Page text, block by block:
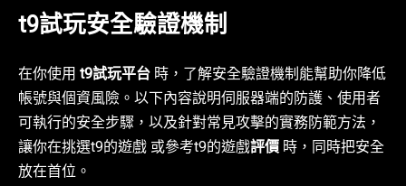
t9試玩安全驗證機制
在你使用 t9試玩平台 時，了解安全驗證機制能幫助你降低
帳號與個資風險。以下內容說明伺服器端的防護、使用者
可執行的安全步驟，以及針對常見攻擊的實務防範方法，
讓你在挑選t9的遊戲 或參考t9的遊戲評價時，同時把安全
放在首位。